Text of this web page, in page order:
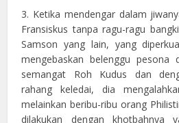
3. Ketika mendengar dalam
Fransiskus tanpa ragu-ragu
Samson yang lain, yang
mengebaskan belenggu pesona
semangat Roh Kudus dan
rahang keledai, dia
melainkan beribu-ribu orang
dilakukan dengan khotbahnya